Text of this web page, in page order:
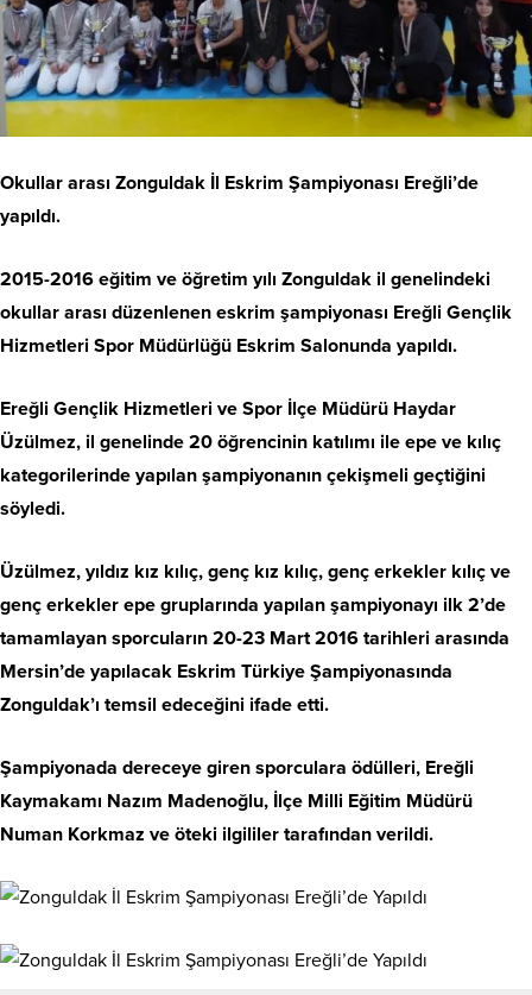
Okullar arası Zonguldak İl Eskrim Şampiyonası Ereğli’de
yapıldı.
2015-2016 eğitim ve öğretim yılı Zonguldak il genelindeki
okullar arası düzenlenen eskrim şampiyonası Ereğli Gençlik
Hizmetleri Spor Müdürlüğü Eskrim Salonunda yapıldı.
Ereğli Gençlik Hizmetleri ve Spor İlçe Müdürü Haydar
Üzülmez, il genelinde 20 öğrencinin katılımı ile epe ve kılıç
kategorilerinde yapılan şampiyonanın çekişmeli geçtiğini
söyledi.
Üzülmez, yıldız kız kılıç, genç kız kılıç, genç erkekler kılıç ve
genç erkekler epe gruplarında yapılan şampiyonayı ilk 2’de
tamamlayan sporcuların 20-23 Mart 2016 tarihleri arasında
Mersin’de yapılacak Eskrim Türkiye Şampiyonasında
Zonguldak’ı temsil edeceğini ifade etti.
Şampiyonada dereceye giren sporculara ödülleri, Ereğli
Kaymakamı Nazım Madenoğlu, İlçe Milli Eğitim Müdürü
Numan Korkmaz ve öteki ilgililer tarafından verildi.